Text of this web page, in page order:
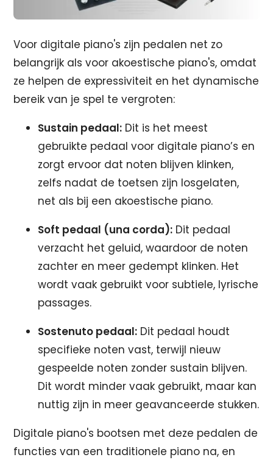
Voor digitale piano's zijn pedalen net zo
belangrijk als voor akoestische piano's, omdat
ze helpen de expressiviteit en het dynamische
bereik van je spel te vergroten:
Sustain pedaal: Dit is het meest
gebruikte pedaal voor digitale piano’s en
zorgt ervoor dat noten blijven klinken,
zelfs nadat de toetsen zijn losgelaten,
net als bij een akoestische piano.
Soft pedaal (una corda): Dit pedaal
verzacht het geluid, waardoor de noten
zachter en meer gedempt klinken. Het
wordt vaak gebruikt voor subtiele, lyrische
passages.
Sostenuto pedaal: Dit pedaal houdt
specifieke noten vast, terwijl nieuw
gespeelde noten zonder sustain blijven.
Dit wordt minder vaak gebruikt, maar kan
nuttig zijn in meer geavanceerde stukken.
Digitale piano's bootsen met deze pedalen de
functies van een traditionele piano na, en